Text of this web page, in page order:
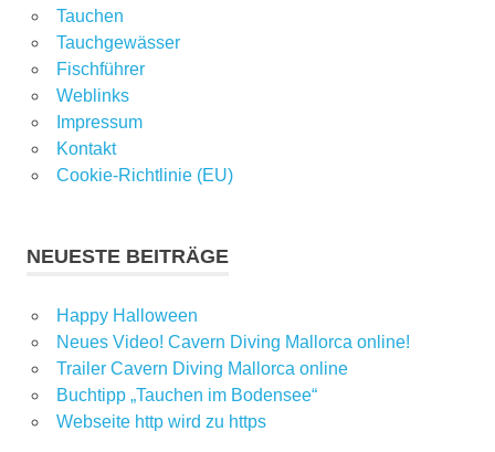
Tauchen
Tauchgewässer
Fischführer
Weblinks
Impressum
Kontakt
Cookie-Richtlinie (EU)
NEUESTE BEITRÄGE
Happy Halloween
Neues Video! Cavern Diving Mallorca online!
Trailer Cavern Diving Mallorca online
Buchtipp „Tauchen im Bodensee“
Webseite http wird zu https